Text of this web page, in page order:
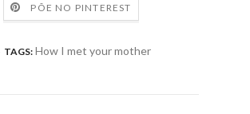
PÕE NO PINTEREST
TAGS: How I met your mother